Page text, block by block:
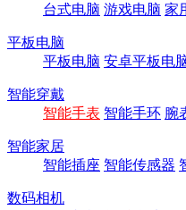
台式电脑 游戏电脑 家
平板电脑
平板电脑 安卓平板电
智能穿戴
智能手表 智能手环 腕
智能家居
智能插座 智能传感器
数码相机